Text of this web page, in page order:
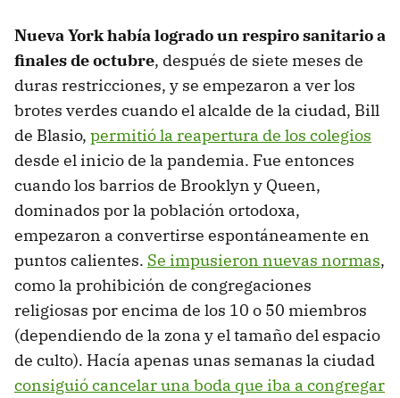
Nueva York había logrado un respiro sanitario a
finales de octubre, después de siete meses de
duras restricciones, y se empezaron a ver los
brotes verdes cuando el alcalde de la ciudad, Bill
de Blasio, permitió la reapertura de los colegios
desde el inicio de la pandemia. Fue entonces
cuando los barrios de Brooklyn y Queen,
dominados por la población ortodoxa,
empezaron a convertirse espontáneamente en
puntos calientes. Se impusieron nuevas normas,
como la prohibición de congregaciones
religiosas por encima de los 10 o 50 miembros
(dependiendo de la zona y el tamaño del espacio
de culto). Hacía apenas unas semanas la ciudad
consiguió cancelar una boda que iba a congregar